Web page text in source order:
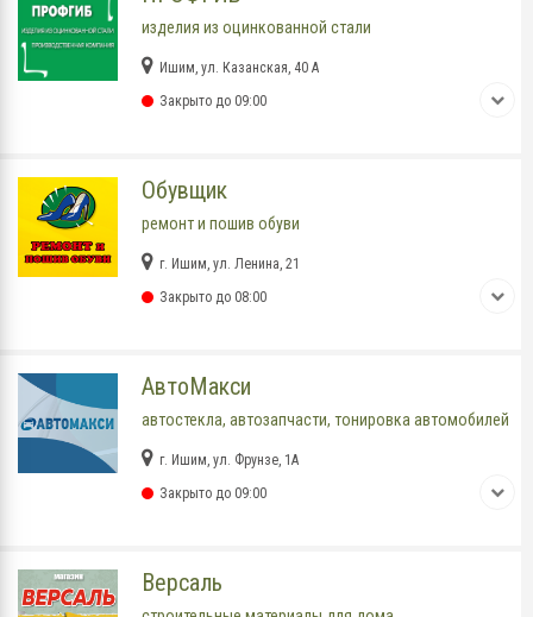
изделия из оцинкованной стали
Ишим, ул. Казанская, 40 А
Закрыто до 09:00
Обувщик
ремонт и пошив обуви
г. Ишим, ул. Ленина, 21
Закрыто до 08:00
АвтоМакси
автостекла, автозапчасти, тонировка автомобилей
г. Ишим, ул. Фрунзе, 1А
Закрыто до 09:00
Версаль